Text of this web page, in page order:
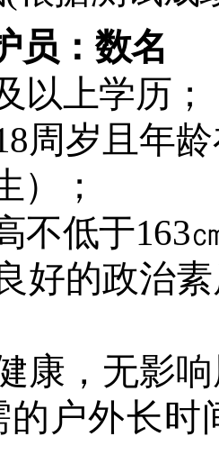
员：数名
以上学历；
周岁且年
）；
不低于163
好的政治
康，无影
的户外长时